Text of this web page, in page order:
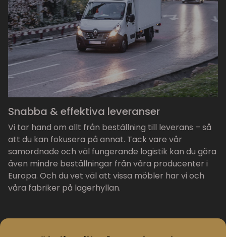
Snabba & effektiva leveranser
Vi tar hand om allt från beställning till leverans – så
att du kan fokusera på annat. Tack vare vår
samordnade och väl fungerande logistik kan du göra
även mindre beställningar från våra producenter i
Europa. Och du vet väl att vissa möbler har vi och
våra fabriker på lagerhyllan.